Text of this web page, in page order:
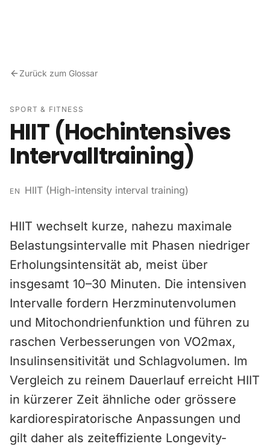
Zurück zum Glossar
SPORT & FITNESS
HIIT (Hochintensives
Intervalltraining)
EN HIIT (High-intensity interval training)
HIIT wechselt kurze, nahezu maximale
Belastungsintervalle mit Phasen niedriger
Erholungsintensität ab, meist über
insgesamt 10–30 Minuten. Die intensiven
Intervalle fordern Herzminutenvolumen
und Mitochondrienfunktion und führen zu
raschen Verbesserungen von VO2max,
Insulinsensitivität und Schlagvolumen. Im
Vergleich zu reinem Dauerlauf erreicht HIIT
in kürzerer Zeit ähnliche oder grössere
kardiorespiratorische Anpassungen und
gilt daher als zeiteffiziente Longevity-